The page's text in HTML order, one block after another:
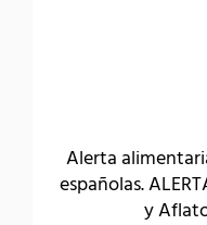
Alerta
españolas.
y